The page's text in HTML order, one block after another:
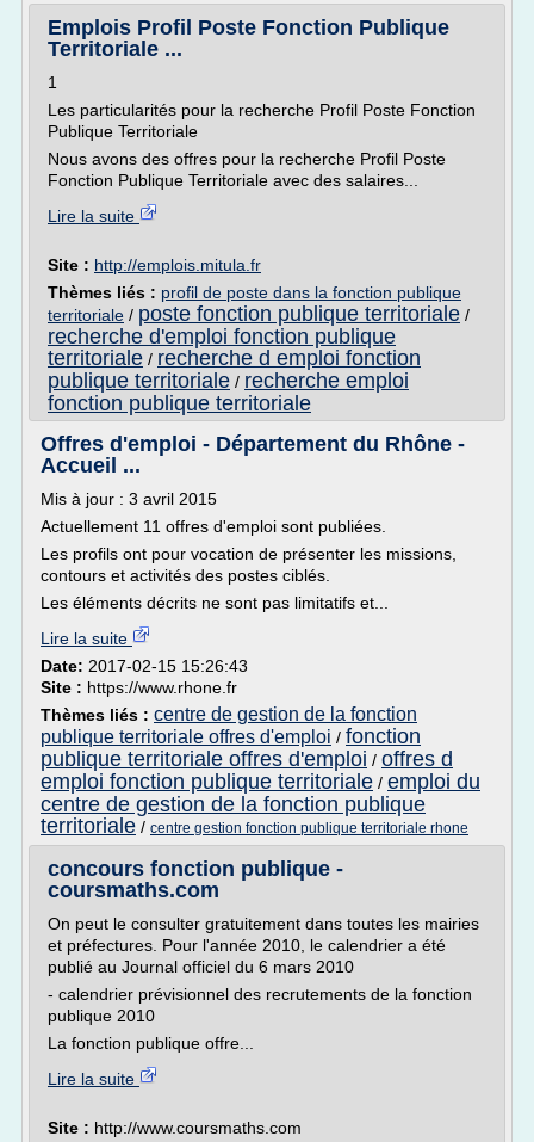
Emplois Profil Poste Fonction Publique
Territoriale ...
1
Les particularités pour la recherche Profil Poste Fonction
Publique Territoriale
Nous avons des offres pour la recherche Profil Poste
Fonction Publique Territoriale avec des salaires...
Lire la suite
Site : http://emplois.mitula.fr
Thèmes liés : profil de poste dans la fonction publique
territoriale / poste fonction publique territoriale /
recherche d'emploi fonction publique
territoriale / recherche d emploi fonction
publique territoriale / recherche emploi
fonction publique territoriale
Offres d'emploi - Département du Rhône -
Accueil ...
Mis à jour : 3 avril 2015
Actuellement 11 offres d'emploi sont publiées.
Les profils ont pour vocation de présenter les missions,
contours et activités des postes ciblés.
Les éléments décrits ne sont pas limitatifs et...
Lire la suite
Date: 2017-02-15 15:26:43
Site : https://www.rhone.fr
Thèmes liés : centre de gestion de la fonction
publique territoriale offres d'emploi / fonction
publique territoriale offres d'emploi / offres d
emploi fonction publique territoriale / emploi du
centre de gestion de la fonction publique
territoriale / centre gestion fonction publique territoriale rhone
concours fonction publique -
coursmaths.com
On peut le consulter gratuitement dans toutes les mairies
et préfectures. Pour l'année 2010, le calendrier a été
publié au Journal officiel du 6 mars 2010
- calendrier prévisionnel des recrutements de la fonction
publique 2010
La fonction publique offre...
Lire la suite
Site : http://www.coursmaths.com